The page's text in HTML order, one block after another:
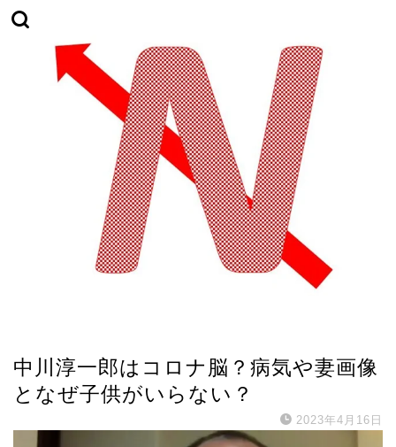
中川淳一郎はコロナ脳？病気や妻画像
となぜ子供がいらない？
2023年4月16日